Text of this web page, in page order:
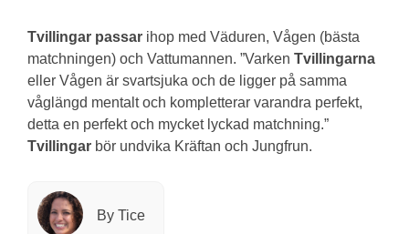
Tvillingar passar ihop med Väduren, Vågen (bästa
matchningen) och Vattumannen. ”Varken Tvillingarna
eller Vågen är svartsjuka och de ligger på samma
våglängd mentalt och kompletterar varandra perfekt,
detta en perfekt och mycket lyckad matchning.”
Tvillingar bör undvika Kräftan och Jungfrun.
By Tice